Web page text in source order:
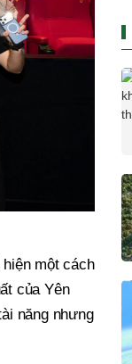
một cách
của Yên
năng nhưng